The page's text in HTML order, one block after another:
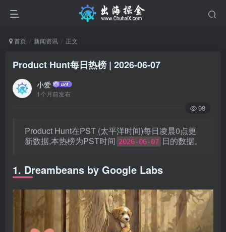
首页 新闻资讯 正文
Product Hunt每日热榜 | 2026-06-07
小爱
1个月前发布
98
Product Hunt在PST (太平洋时间)每日凌晨0点更
新数据,本热榜为PST时间 2026-06-07 日的数据。
1. Dreambeans by Google Labs